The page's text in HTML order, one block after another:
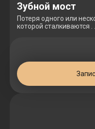
Зубной мост
Потеря одного или
которой сталкиваются . . .